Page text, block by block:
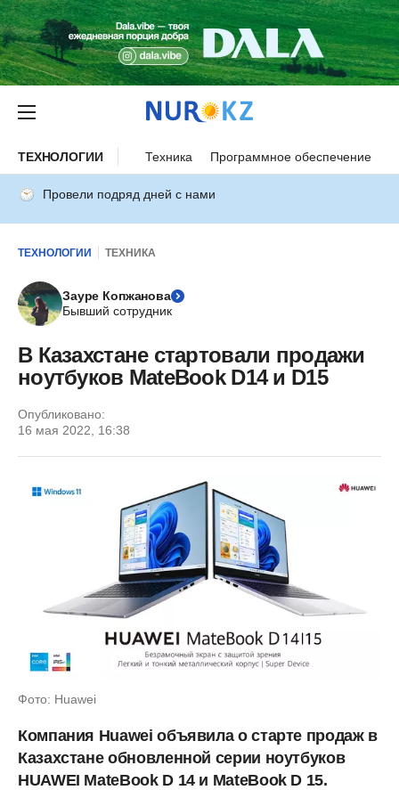
ТЕХНОЛОГИИ Техника Программное обеспечение
Провели подряд дней с нами
ТЕХНОЛОГИИ ТЕХНИКА
Зауре Копжанова
Бывший сотрудник
В Казахстане стартовали продажи
ноутбуков MateBook D14 и D15
Опубликовано:
16 мая 2022, 16:38
Фото: Huawei
Компания Huawei объявила о старте продаж в
Казахстане обновленной серии ноутбуков
HUAWEI MateBook D 14 и MateBook D 15.